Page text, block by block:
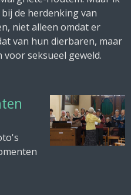
de herdenking van
niet alleen omdat er
van hun dierbaren, maar
seksueel geweld.